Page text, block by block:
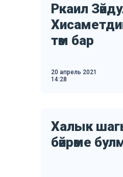
Ркаил
тәм бар
20 апрель 2021
14:28
Халык
бәйрәме